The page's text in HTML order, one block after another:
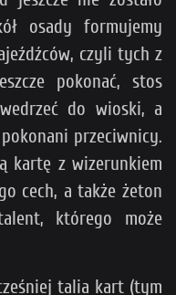
osady formujemy
czyli tych z
pokonać, stos
do wioski, a
przeciwnicy.
kartę z wizerunkiem
cech, a także żeton
którego może
talia kart (tym